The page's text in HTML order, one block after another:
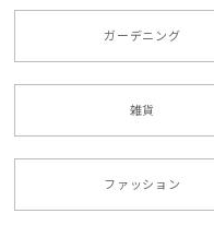
ガーデニング
雑貨
ファッション